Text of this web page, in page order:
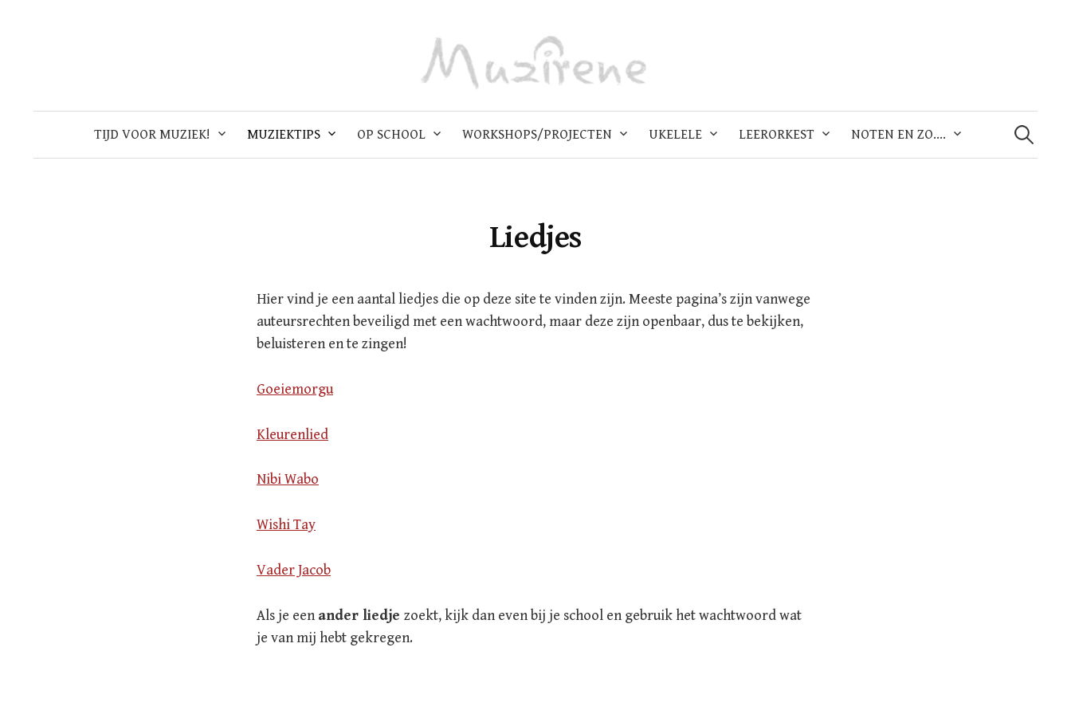
TIJD VOOR MUZIEK! MUZIEKTIPS OP SCHOOL WORKSHOPS/PROJECTEN UKELELE LEERORKEST NOTEN EN ZO….
naar:
Liedjes
Hier vind je een aantal liedjes die op deze site te vinden zijn. Meeste pagina’s zijn vanwege
auteursrechten beveiligd met een wachtwoord, maar deze zijn openbaar, dus te bekijken,
beluisteren en te zingen!
Goeiemorgu
Kleurenlied
Nibi Wabo
Wishi Tay
Vader Jacob
Als je eenander liedje zoekt, kijk dan even bij je school en gebruik het wachtwoord wat
je van mij hebt gekregen.